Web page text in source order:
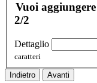
Vuoi
2/2
Dettaglio
caratteri
Indietro Avanti